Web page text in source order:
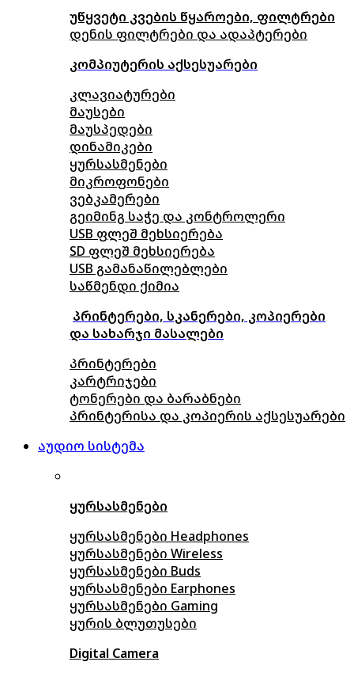
უწყვეტი კვების წყაროები, ფილტრები
დენის ფილტრები და ადაპტერები
კომპიუტერის აქსესუარები
კლავიატურები
მაუსები
მაუსპედები
დინამიკები
ყურსასმენები
მიკროფონები
ვებკამერები
გეიმინგ საჭე და კონტროლერი
USB ფლეშ მეხსიერება
SD ფლეშ მეხსიერება
USB გამანაწილებლები
საწმენდი ქიმია
პრინტერები, სკანერები, კოპიერები
და სახარჯი მასალები
პრინტერები
კარტრიჯები
ტონერები და ბარაბნები
პრინტერისა და კოპიერის აქსესუარები
აუდიო სისტემა
ყურსასმენები
ყურსასმენები Headphones
ყურსასმენები Wireless
ყურსასმენები Buds
ყურსასმენები Earphones
ყურსასმენები Gaming
ყურის ბლუთუსები
Digital Camera